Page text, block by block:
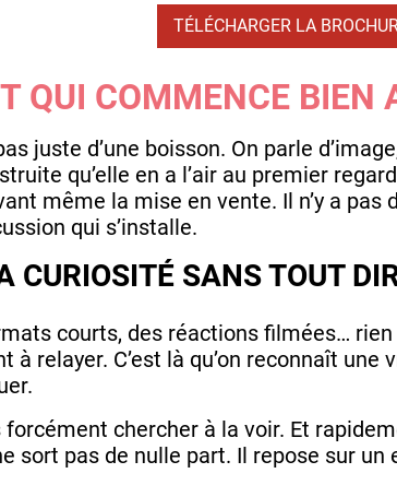
TÉLÉCHARGER LA
QUI COMMENCE BIEN
juste d’une boisson. On parle
qu’elle en a l’air au premier
même la mise en vente. Il n’y a
qui s’installe.
CURIOSITÉ SANS TOUT
courts, des réactions filmées…
à relayer. C’est là qu’on reconnaît une
forcément chercher à la voir. Et
sort pas de nulle part. Il repose sur